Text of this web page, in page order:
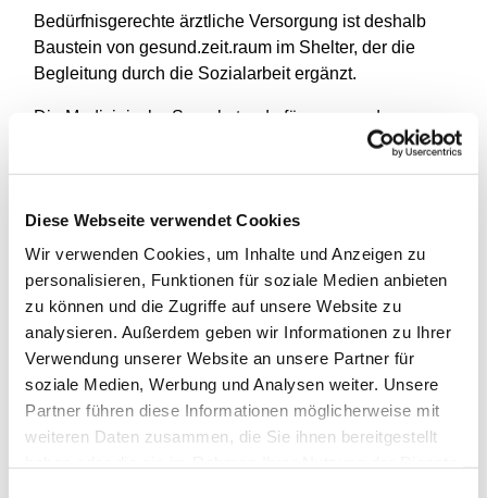
Diese Webseite verwendet Cookies
Wir verwenden Cookies, um Inhalte und Anzeigen zu
personalisieren, Funktionen für soziale Medien anbieten
zu können und die Zugriffe auf unsere Website zu
analysieren. Außerdem geben wir Informationen zu Ihrer
Verwendung unserer Website an unsere Partner für
soziale Medien, Werbung und Analysen weiter. Unsere
Partner führen diese Informationen möglicherweise mit
weiteren Daten zusammen, die Sie ihnen bereitgestellt
Bedürfnisgerechte ärztliche Versorgung ist deshalb
Baustein von gesund.zeit.raum im Shelter, der die
Begleitung durch die Sozialarbeit ergänzt.
Die Medizinische Sprechstunde für arme und
wohnungslose Menschen findet jeden Mittwoch von
Telefon 0211 58 68 78 80
Projektleitung gesund.zeit.raum Kai Lingenfelder,
Fachberatungsstelle Horizont, Neusser Straße 37,
Telefon 0211 3006430